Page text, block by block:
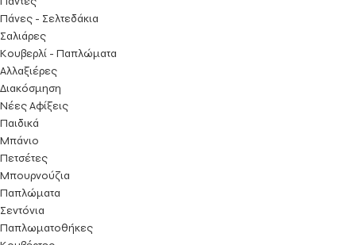
Πάνες - Σελτεδάκια
Σαλιάρες
Κουβερλί - Παπλώματα
Αλλαξιέρες
Διακόσμηση
Νέες Αφίξεις
Παιδικά
Μπάνιο
Πετσέτες
Μπουρνούζια
Παπλώματα
Σεντόνια
Παπλωματοθήκες